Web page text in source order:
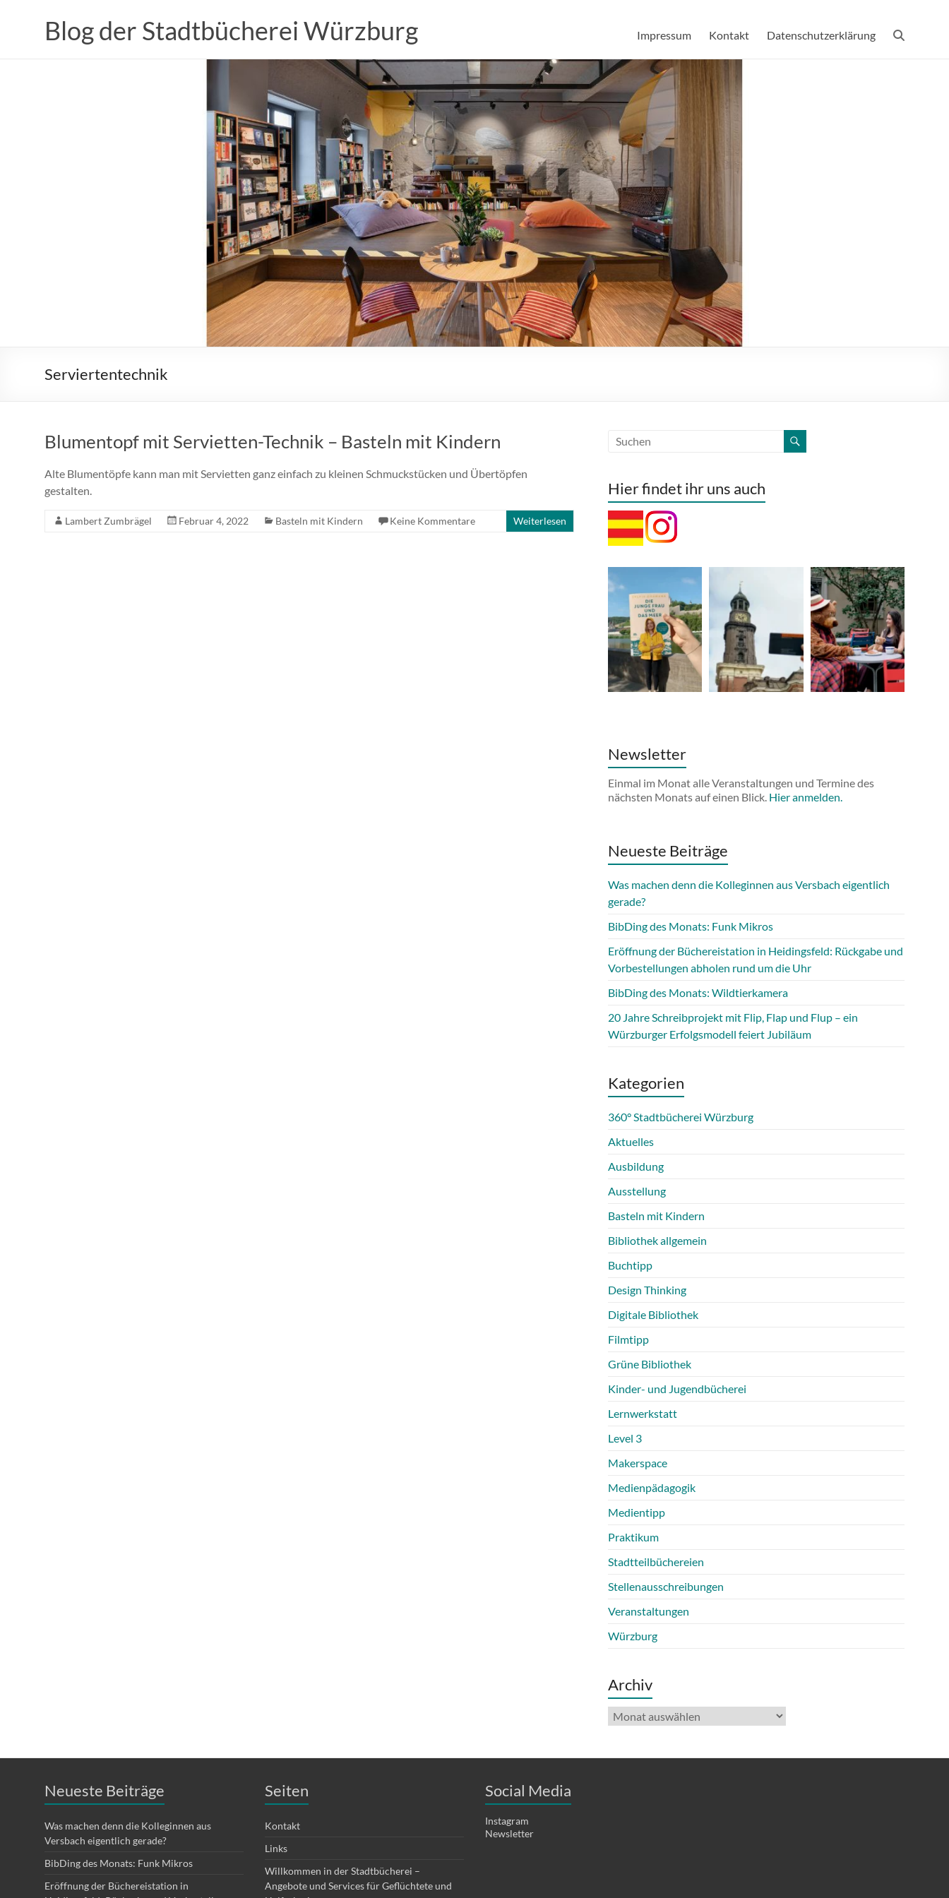
Blog der Stadtbücherei Würzburg Impressum Kontakt Datenschutzerklärung
Serviertentechnik
Blumentopf mit Servietten-Technik – Basteln mit Kindern
Alte Blumentöpfe kann man mit Servietten ganz einfach zu kleinen Schmuckstücken und Übertöpfen
gestalten.
Lambert Zumbrägel Februar 4, 2022 Basteln mit Kindern Keine Kommentare Weiterlesen
Hier findet ihr uns auch
Newsletter
Einmal im Monat alle Veranstaltungen und Termine des
nächsten Monats auf einen Blick. Hier anmelden.
Neueste Beiträge
Was machen denn die Kolleginnen aus Versbach eigentlich
gerade?
BibDing des Monats: Funk Mikros
Eröffnung der Büchereistation in Heidingsfeld: Rückgabe und
Vorbestellungen abholen rund um die Uhr
BibDing des Monats: Wildtierkamera
20 Jahre Schreibprojekt mit Flip, Flap und Flup – ein
Würzburger Erfolgsmodell feiert Jubiläum
Kategorien
360° Stadtbücherei Würzburg
Aktuelles
Ausbildung
Ausstellung
Basteln mit Kindern
Bibliothek allgemein
Buchtipp
Design Thinking
Digitale Bibliothek
Filmtipp
Grüne Bibliothek
Kinder- und Jugendbücherei
Lernwerkstatt
Level 3
Makerspace
Medienpädagogik
Medientipp
Praktikum
Stadtteilbüchereien
Stellenausschreibungen
Veranstaltungen
Würzburg
Archiv
Archiv
Neueste Beiträge
Was machen denn die Kolleginnen aus
Versbach eigentlich gerade?
BibDing des Monats: Funk Mikros
Eröffnung der Büchereistation in
Seiten
Kontakt
Links
Willkommen in der Stadtbücherei –
Angebote und Services für Geflüchtete und
Social Media
Instagram
Newsletter